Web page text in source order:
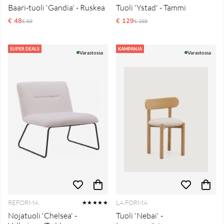
Baari-tuoli 'Gandia' - Ruskea
€ 48Normaali hinta
€ 68
Tuoli 'Ystad' - Tammi
€ 129Normaali hinta
€ 169
SUPER DEALS
Varastossa
REFORMA ★★★★★
Nojatuoli 'Chelsea' -
KAMPANJA
Varastossa
LA FORMA
Tuoli 'Nebai' -